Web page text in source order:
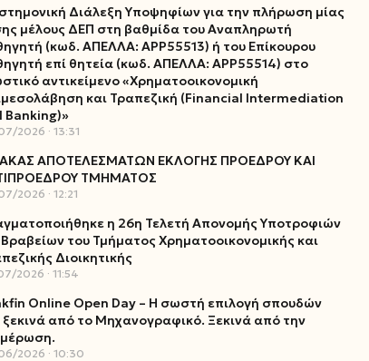
Διάλεξη Υποψηφίων για την πλήρωση μίας
μέλους ΔΕΠ στη βαθμίδα του Αναπληρωτή
(κωδ. ΑΠΕΛΛΑ: ΑΡΡ55513) ή του Επίκουρου
επί θητεία (κωδ. ΑΠΕΛΛΑ: ΑΡΡ55514) στο
αντικείμενο «Χρηματοοικονομική
και Τραπεζική (Financial Intermediation
Banking)»
2026 13:31
ΑΠΟΤΕΛΕΣΜΑΤΩΝ ΕΚΛΟΓΗΣ ΠΡΟΕΔΡΟΥ ΚΑΙ
ΤΜΗΜΑΤΟΣ
2026 12:21
η 26η Τελετή Απονομής Υποτροφιών
Βραβείων του Τμήματος Χρηματοοικονομικής και
Διοικητικής
2026 11:54
Online Open Day – Η σωστή επιλογή σπουδών
ξεκινά από το Μηχανογραφικό. Ξεκινά από την
2026 10:30